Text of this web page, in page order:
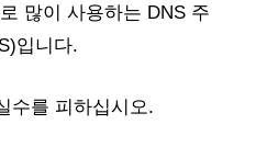
많이 사용하는 DNS 주
입니다.
수를 피하십시오.